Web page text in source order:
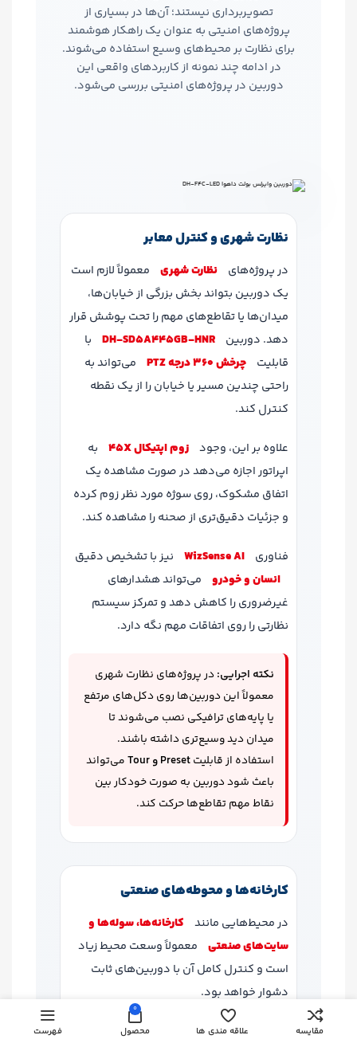
تصویربرداری نیستند؛ آن‌ها در بسیاری از
پروژه‌های امنیتی به عنوان یک راهکار هوشمند
برای نظارت بر محیط‌های وسیع استفاده می‌شوند.
در ادامه چند نمونه از کاربردهای واقعی این
دوربین در پروژه‌های امنیتی بررسی می‌شود.
نظارت شهری و کنترل معابر
در پروژه‌های نظارت شهری
معمولاً لازم است
یک دوربین بتواند بخش بزرگی از خیابان‌ها،
میدان‌ها یا تقاطع‌های مهم را تحت پوشش قرار
دهد. دوربین
DH‑SD5A445GB‑HNR
با
قابلیت
چرخش 360 درجه PTZ
می‌تواند به
راحتی چندین مسیر یا خیابان را از یک نقطه
کنترل کند.
علاوه بر این، وجود زوم اپتیکال 45X
به
اپراتور اجازه می‌دهد در صورت مشاهده یک
اتفاق مشکوک، روی سوژه مورد نظر زوم کرده
و جزئیات دقیق‌تری از صحنه را مشاهده کند.
فناوری WizSense AI
نیز با تشخیص دقیق
انسان و خودرو
می‌تواند هشدارهای
غیرضروری را کاهش دهد و تمرکز سیستم
نظارتی را روی اتفاقات مهم نگه دارد.
نکته اجرایی: در پروژه‌های نظارت شهری
معمولاً این دوربین‌ها روی دکل‌های مرتفع
یا پایه‌های ترافیکی نصب می‌شوند تا
میدان دید وسیع‌تری داشته باشند.
استفاده از قابلیتPreset و Tour
می‌تواند
باعث شود دوربین به صورت خودکار بین
نقاط مهم تقاطع‌ها حرکت کند.
کارخانه‌ها و محوطه‌های صنعتی
در محیط‌هایی مانند
کارخانه‌ها، سوله‌ها و
سایت‌های صنعتی
معمولاً وسعت محیط زیاد
است و کنترل کامل آن با دوربین‌های ثابت
دشوار خواهد بود.
در چنین شرایطی دوربین PTZ داهوا مقایسه علاقه مندی ها
0
محصول فهرست